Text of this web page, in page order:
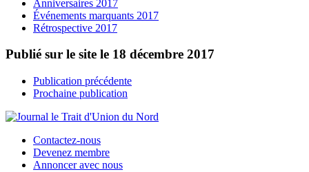
Anniversaires 2017
Événements marquants 2017
Rétrospective 2017
Publié sur le site le 18 décembre 2017
Publication précédente
Prochaine publication
Contactez-nous
Devenez membre
Annoncer avec nous